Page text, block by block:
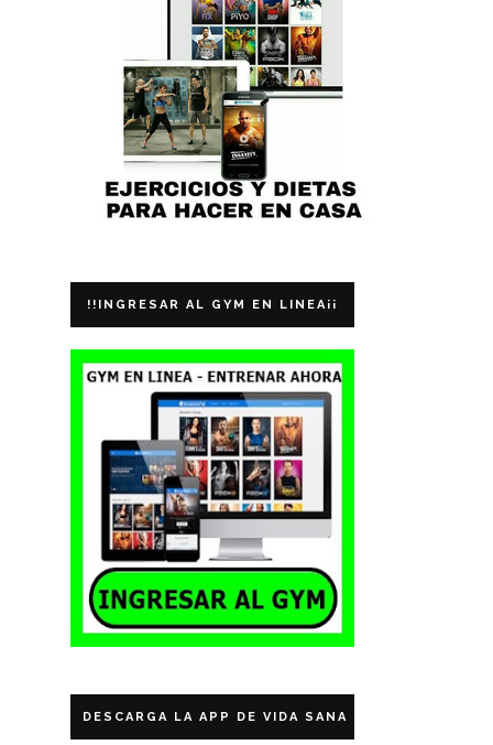
!!INGRESAR AL GYM EN LINEA¡¡
DESCARGA LA APP DE VIDA SANA ECUADOR